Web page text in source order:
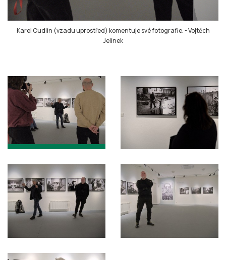
Karel Cudlín (vzadu uprostřed) komentuje své fotografie.-Vojtěch
Jelínek